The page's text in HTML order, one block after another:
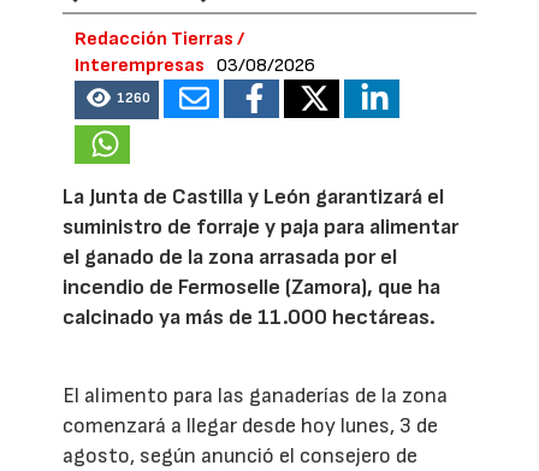
Redacción Tierras /
Interempresas
03/08/2026
1260
La Junta de Castilla y León garantizará el
suministro de forraje y paja para alimentar
el ganado de la zona arrasada por el
incendio de Fermoselle (Zamora), que ha
calcinado ya más de 11.000 hectáreas.
El alimento para las ganaderías de la zona
comenzará a llegar desde hoy lunes, 3 de
agosto, según anunció el consejero de